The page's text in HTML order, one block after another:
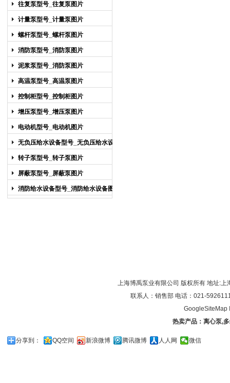
往复泵型号_往复泵图片
计量泵型号_计量泵图片
螺杆泵型号_螺杆泵图片
消防泵型号_消防泵图片
泥浆泵型号_消防泵图片
高温泵型号_高温泵图片
控制柜型号_控制柜图片
增压泵型号_增压泵图片
电动机型号_电动机图片
无负压给水设备型号_无负压给水设备
图片
转子泵型号_转子泵图片
屏蔽泵型号_屏蔽泵图片
消防给水设备型号_消防给水设备图片
上海博禹泵业有限公司 版权所有 地址:
联系人：销售部 电话：021-
GoogleSiteMap
热卖产品： 离心泵,
分享到： QQ空间 新浪微博 腾讯微博 人人网 微信